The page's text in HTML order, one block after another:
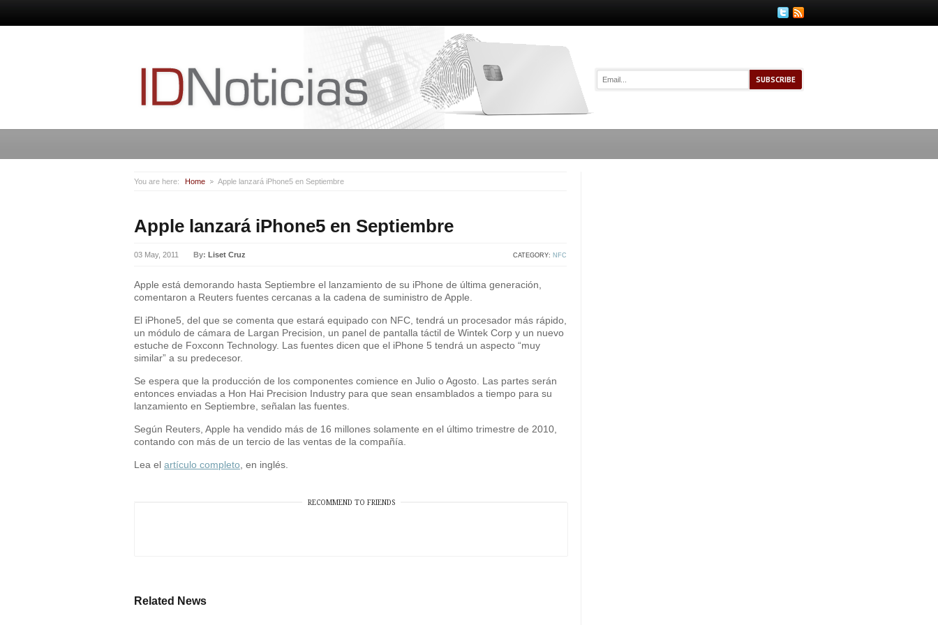
You are here: Home Apple lanzará iPhone5 en Septiembre
Apple lanzará iPhone5 en Septiembre
03 May, 2011 By: Liset Cruz CATEGORY: NFC
Apple está demorando hasta Septiembre el lanzamiento de su iPhone de última generación,
comentaron a Reuters fuentes cercanas a la cadena de suministro de Apple.
El iPhone5, del que se comenta que estará equipado con NFC, tendrá un procesador más rápido,
un módulo de cámara de Largan Precision, un panel de pantalla táctil de Wintek Corp y un nuevo
estuche de Foxconn Technology. Las fuentes dicen que el iPhone 5 tendrá un aspecto “muy
similar” a su predecesor.
Se espera que la producción de los componentes comience en Julio o Agosto. Las partes serán
entonces enviadas a Hon Hai Precision Industry para que sean ensamblados a tiempo para su
lanzamiento en Septiembre, señalan las fuentes.
Según Reuters, Apple ha vendido más de 16 millones solamente en el último trimestre de 2010,
contando con más de un tercio de las ventas de la compañía.
Lea el artículo completo , en inglés.
RECOMMEND TO FRIENDS
Related News